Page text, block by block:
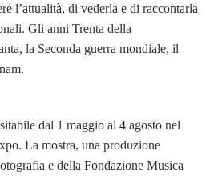
l’attualità, di vederla e di raccontarla
Gli anni Trenta della
la Seconda guerra mondiale, il
dal 1 maggio al 4 agosto nel
La mostra, una produzione
e della Fondazione Musica